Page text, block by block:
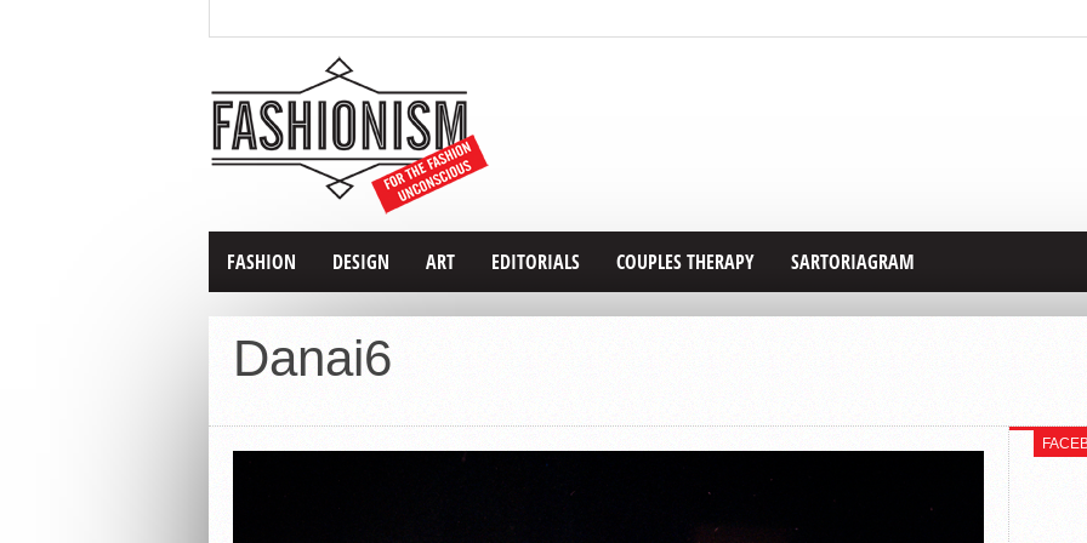
FASHION DESIGN ART EDITORIALS COUPLES THERAPY SARTORIAGRAM
Danai6